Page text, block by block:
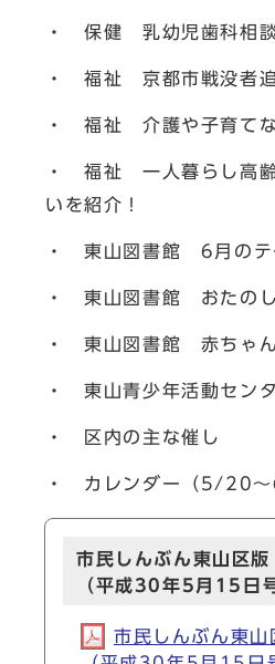
・ 保健 乳幼児歯科相
・ 福祉 京都市戦没者
・ 福祉 介護や子育てな
・ 福祉 一人暮らし高齢
いを紹介！
・ 東山図書館 6月のテ
・ 東山図書館 おたの
・ 東山図書館 赤ちゃ
・ 東山青少年活動セン
・ 区内の主な催し
・ カレンダー（5/20
市民しんぶん東山区版
（平成30年5月15日
市民しんぶん東山